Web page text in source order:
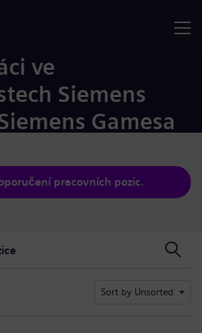
ve
Siemens
Gamesa
pracovních pozic.
Sort by Unsorted